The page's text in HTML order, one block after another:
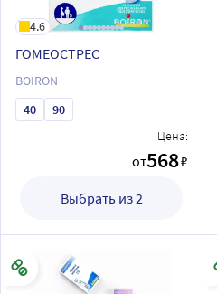
4.6
ГОМЕОСТРЕС
BOIRON
40
90
Цена:
от568₽
Выбрать из 2